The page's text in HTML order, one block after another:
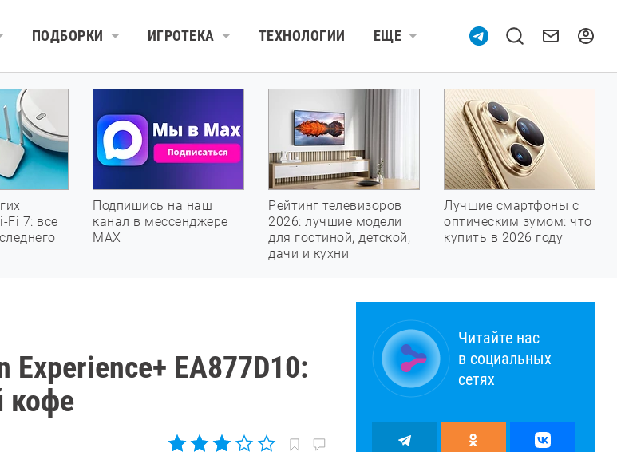
ПОДБОРКИ ИГРОТЕКА ТЕХНОЛОГИИ ЕЩЕ
Fi 7: все
Подпишись на наш
канал в мессенджере
МАХ
Рейтинг телевизоров
2026: лучшие модели
для гостиной, детской,
дачи и кухни
Лучшие смартфоны с
оптическим зумом: что
купить в 2026 году
EA877D10:
кофе
Читайте нас
в социальных
сетях